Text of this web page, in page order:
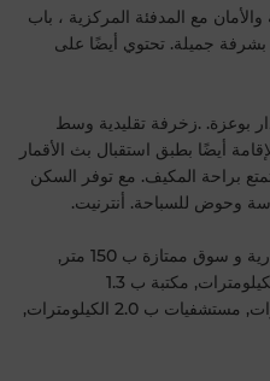
مع المدفئة المركزية ، باب
بشرفة جميلة. تحتوي أيضًا على
بوعزة. .زخرفة تقليدية وسط
أيضًا بطبق استقبال بث الأقمار
براحة المكيف. مع توفر السكن
وحوض للسباحة. أنترنيت.
: قريب من جميع المرافق محلات تجارية و سوق ممتازة ب 150 متر,
صيدلية ب 750 متر, مدارس ب 1.2 الكيلومترات, مكتبة ب 1.3
الكيلومترات, شاطئ ب 1.6 الكيلومترات, مستشفيات ب 2.0 الكيلومترات,